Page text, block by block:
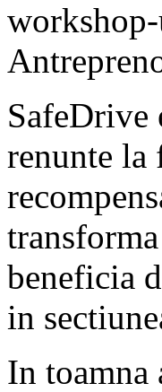
SafeDrive
renunte
beneficia
in
In toamna